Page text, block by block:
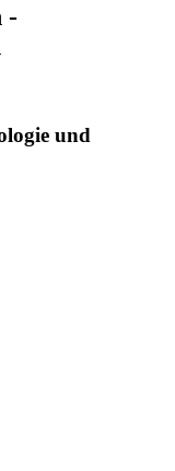
-
und